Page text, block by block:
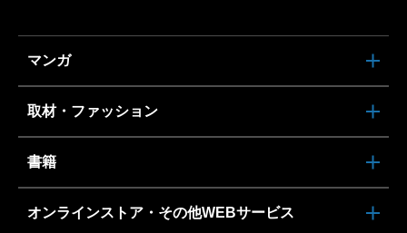
マンガ
取材・ファッション
書籍
オンラインストア・その他WEBサービス